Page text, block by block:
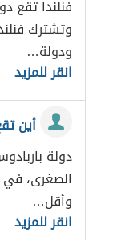
فنلندا تقع
وتشترك
ودولة…
انقر للمزيد
أين
دولة
الصغرى،
وأقل…
انقر للمزيد